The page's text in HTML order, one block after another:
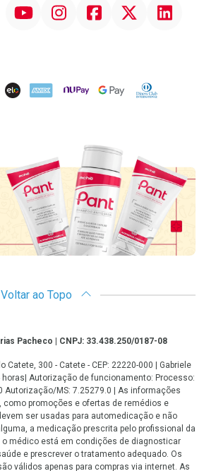
ELO AMEX NuPay Google PayDiners Club
Destaque
Voltar ao Topo
Pacheco | CNPJ: 33.438.250/0187-08
Catete, 300 - Catete - CEP: 22220-000 | Gabriele
horas| Autorização de funcionamento: Processo:
Autorização/MS: 7.25279.0 | As informações
promoções e ofertas de remédios e
ser usadas para automedicação e não
a medicação prescrita pelo profissional da
o médico está em condições de diagnosticar
e prescrever o tratamento adequado. Os
válidos apenas para compras via internet. As